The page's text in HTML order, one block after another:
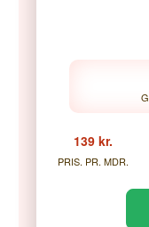
139 kr.
PRIS. PR. MDR.